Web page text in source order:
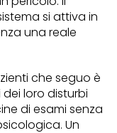
si attiva in
una reale
che seguo è
loro disturbi
di esami senza
Un